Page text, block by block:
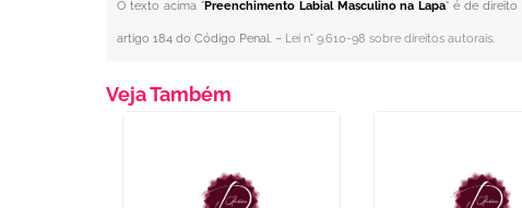
O texto acima "Preenchimento Labial Masculino na Lapa" é de direito
artigo 184 do Código Penal. – Lei n° 9.610-98 sobre direitos autorais.
Veja Também